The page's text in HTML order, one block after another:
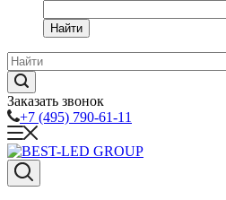
Найти
Заказать звонок
+7 (495) 790-61-11